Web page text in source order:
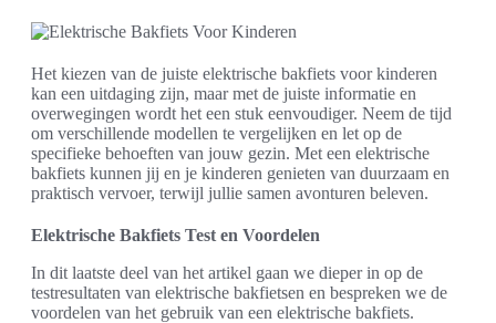
Het kiezen van de juiste elektrische bakfiets voor kinderen
kan een uitdaging zijn, maar met de juiste informatie en
overwegingen wordt het een stuk eenvoudiger. Neem de tijd
om verschillende modellen te vergelijken en let op de
specifieke behoeften van jouw gezin. Met een elektrische
bakfiets kunnen jij en je kinderen genieten van duurzaam en
praktisch vervoer, terwijl jullie samen avonturen beleven.
Elektrische Bakfiets Test en Voordelen
In dit laatste deel van het artikel gaan we dieper in op de
testresultaten van elektrische bakfietsen en bespreken we de
voordelen van het gebruik van een elektrische bakfiets.